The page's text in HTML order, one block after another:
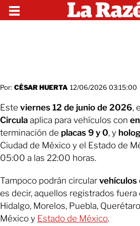
Por: CÉSAR HUERTA 12/06/2026 03:15:00
Este viernes 12 de junio de 2026,
Circula aplica para vehículos con
terminación de placas 9 y 0, y
Ciudad de México y el Estado de
05:00 a las 22:00 horas.
Tampoco podrán circular vehículos
es decir, aquellos registrados fuera
Hidalgo, Morelos, Puebla,
México y Estado de México.